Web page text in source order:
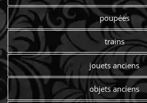
poupées
trains
jouets anciens
objets anciens